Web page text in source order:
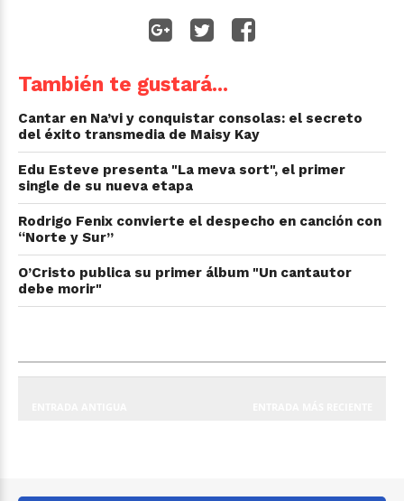
También te gustará...
Cantar en Na’vi y conquistar consolas: el secreto
del éxito transmedia de Maisy Kay
Edu Esteve presenta "La meva sort", el primer
single de su nueva etapa
Rodrigo Fenix convierte el despecho en canción con
“Norte y Sur”
O’Cristo publica su primer álbum "Un cantautor
debe morir"